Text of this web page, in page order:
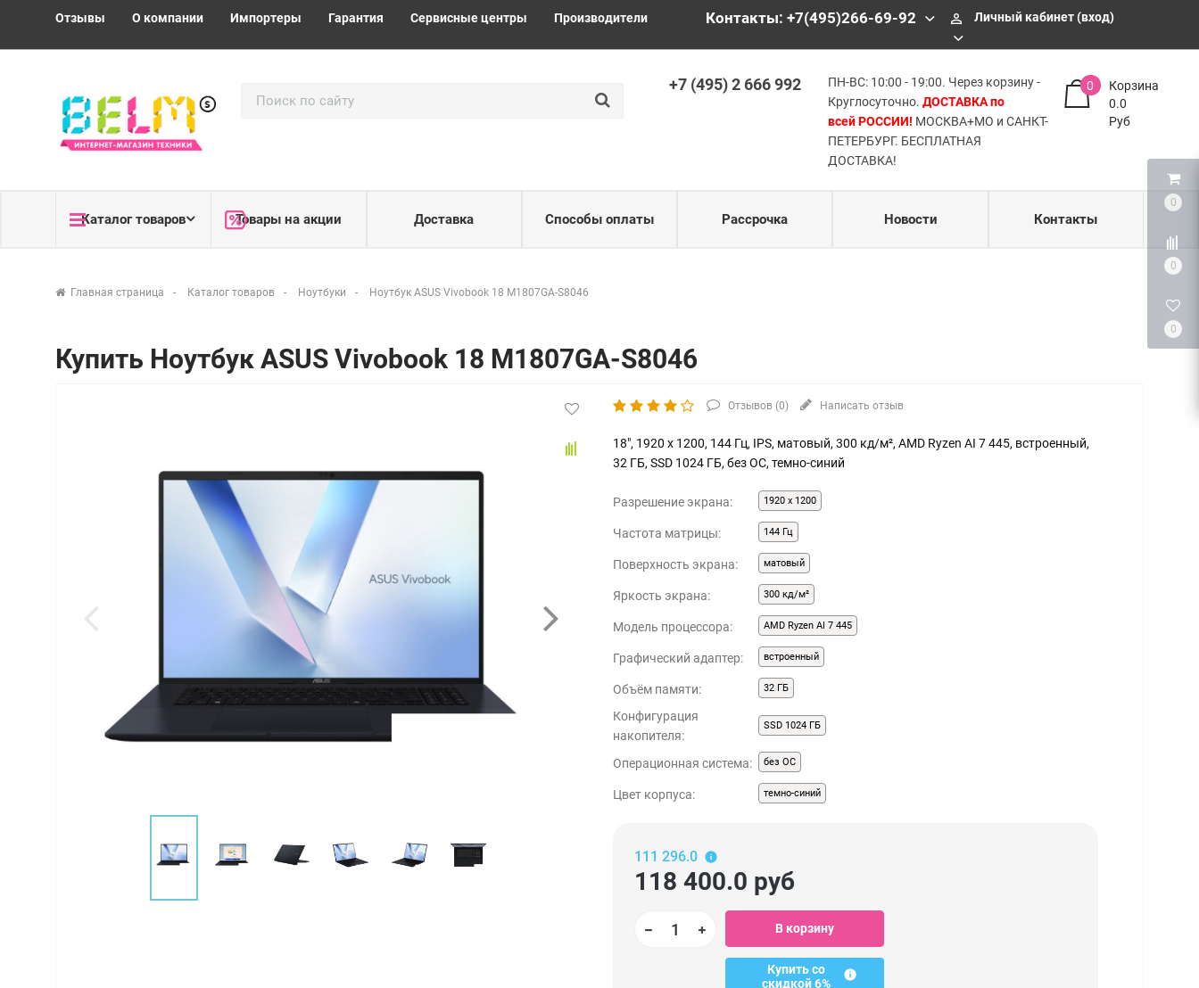
0
0
0
Отзывы О компании Импортеры Гарантия Сервисные центры Производители Контакты: +7(495)266-69-92 perm_identity Личный кабинет (вход)
+7 (495) 2 666 992
ПН-ВС: 10:00 - 19:00. Через корзину -
Круглосуточно.ДОСТАВКА по
всей РОССИИ! МОСКВА+МО и САНКТ-
ПЕТЕРБУРГ. БЕСПЛАТНАЯ
ДОСТАВКА!
Корзина
0
0.0
Руб
Каталог товаров Товары на акции Доставка Способы оплаты Рассрочка Новости Контакты
Главная страница Каталог товаров Ноутбуки Ноутбук ASUS Vivobook 18 M1807GA-S8046
Купить Ноутбук ASUS Vivobook 18 M1807GA-S8046
Отзывов (0) Написать отзыв
18", 1920 x 1200, 144 Гц, IPS, матовый, 300 кд/м², AMD Ryzen AI 7 445, встроенный,
32 ГБ, SSD 1024 ГБ, без ОС, темно-синий
Разрешение экрана: 1920 x 1200
Частота матрицы: 144 Гц
Поверхность экрана: матовый
Яркость экрана: 300 кд/м²
Модель процессора: AMD Ryzen AI 7 445
Графический адаптер: встроенный
Объём памяти: 32 ГБ
Конфигурация
накопителя:
SSD 1024 ГБ
Операционная система: без ОС
Цвет корпуса: темно-синий
111 296.0
118 400.0 руб
В корзину
Купить со
скидкой 6%